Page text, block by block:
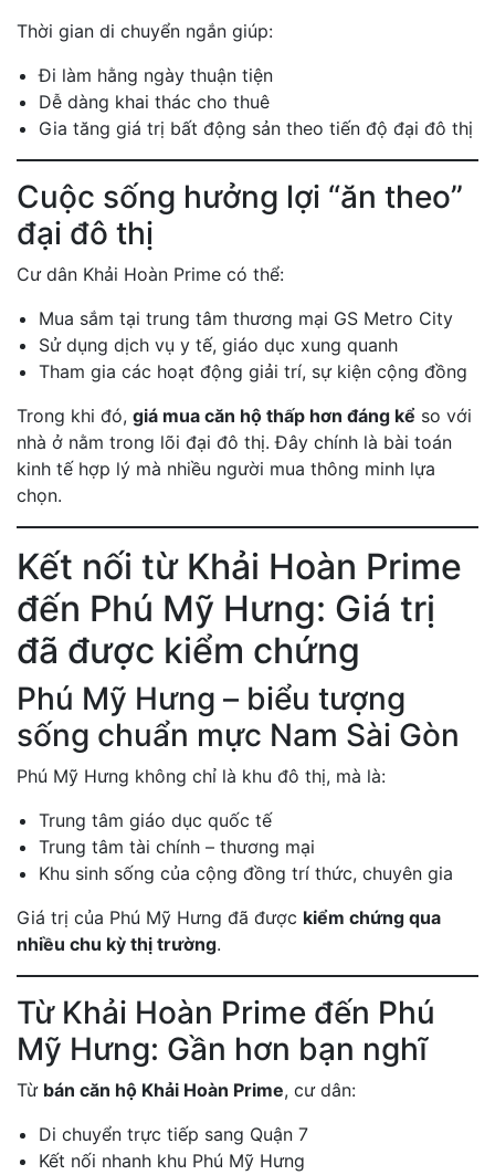
Thời gian di chuyển ngắn giúp:
Đi làm hằng ngày thuận tiện
Dễ dàng khai thác cho thuê
Gia tăng giá trị bất động sản theo tiến độ đại đô thị
Cuộc sống hưởng lợi “ăn theo”
đại đô thị
Cư dân Khải Hoàn Prime có thể:
Mua sắm tại trung tâm thương mại GS Metro City
Sử dụng dịch vụ y tế, giáo dục xung quanh
Tham gia các hoạt động giải trí, sự kiện cộng đồng
Trong khi đó, giá mua căn hộ thấp hơn đáng kể so với
nhà ở nằm trong lõi đại đô thị. Đây chính là bài toán
kinh tế hợp lý mà nhiều người mua thông minh lựa
chọn.
Kết nối từ Khải Hoàn Prime
đến Phú Mỹ Hưng: Giá trị
đã được kiểm chứng
Phú Mỹ Hưng – biểu tượng
sống chuẩn mực Nam Sài Gòn
Phú Mỹ Hưng không chỉ là khu đô thị, mà là:
Trung tâm giáo dục quốc tế
Trung tâm tài chính – thương mại
Khu sinh sống của cộng đồng trí thức, chuyên gia
Giá trị của Phú Mỹ Hưng đã được kiểm chứng qua
nhiều chu kỳ thị trường.
Từ Khải Hoàn Prime đến Phú
Mỹ Hưng: Gần hơn bạn nghĩ
Từ bán căn hộ Khải Hoàn Prime, cư dân:
Di chuyển trực tiếp sang Quận 7
Kết nối nhanh khu Phú Mỹ Hưng